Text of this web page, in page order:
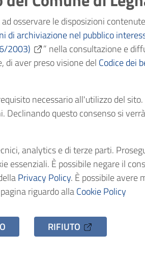
osservare le disposizioni
archiviazione nel pubblico
2003)
” nella consultazione e
aver preso visione del Codice dei
necessario all'utilizzo del
Declinando questo consenso si
analytics e di terze parti.
essenziali. È possibile negare il
Privacy Policy. È possibile avere
riguardo allaCookie Policy
RIFIUTO